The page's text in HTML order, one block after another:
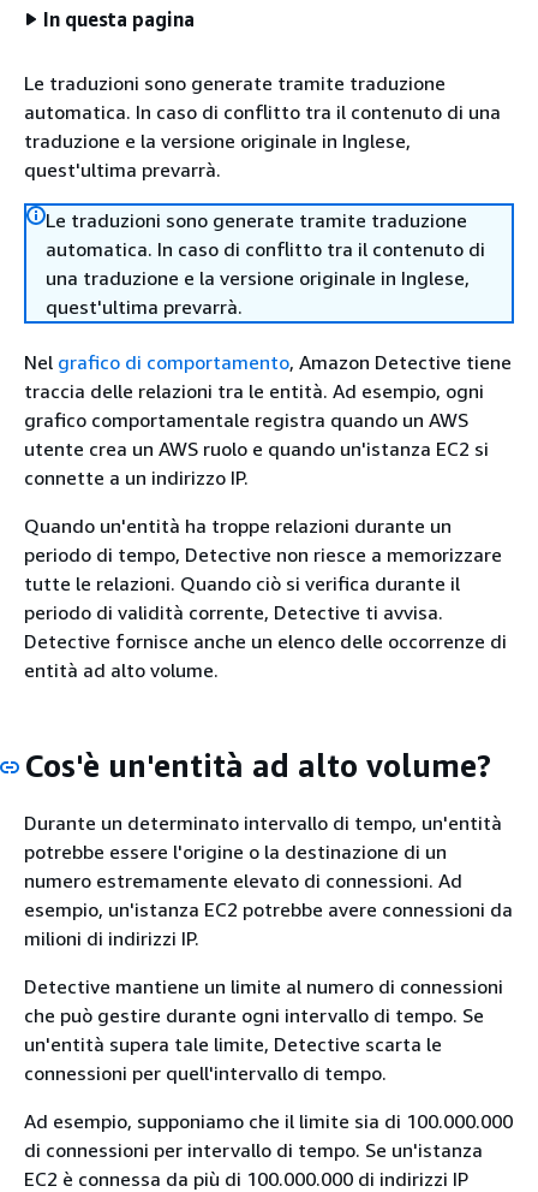
In questa pagina
Le traduzioni sono generate tramite traduzione
automatica. In caso di conflitto tra il contenuto di una
traduzione e la versione originale in Inglese,
quest'ultima prevarrà.
Le traduzioni sono generate tramite traduzione
automatica. In caso di conflitto tra il contenuto di
una traduzione e la versione originale in Inglese,
quest'ultima prevarrà.
Nel grafico di comportamento, Amazon Detective tiene
traccia delle relazioni tra le entità. Ad esempio, ogni
grafico comportamentale registra quando un AWS
utente crea un AWS ruolo e quando un'istanza EC2 si
connette a un indirizzo IP.
Quando un'entità ha troppe relazioni durante un
periodo di tempo, Detective non riesce a memorizzare
tutte le relazioni. Quando ciò si verifica durante il
periodo di validità corrente, Detective ti avvisa.
Detective fornisce anche un elenco delle occorrenze di
entità ad alto volume.
Cos'è un'entità ad alto volume?
Durante un determinato intervallo di tempo, un'entità
potrebbe essere l'origine o la destinazione di un
numero estremamente elevato di connessioni. Ad
esempio, un'istanza EC2 potrebbe avere connessioni da
milioni di indirizzi IP.
Detective mantiene un limite al numero di connessioni
che può gestire durante ogni intervallo di tempo. Se
un'entità supera tale limite, Detective scarta le
connessioni per quell'intervallo di tempo.
Ad esempio, supponiamo che il limite sia di 100.000.000
di connessioni per intervallo di tempo. Se un'istanza
EC2 è connessa da più di 100.000.000 di indirizzi IP